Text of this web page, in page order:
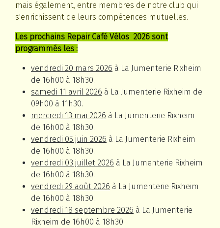
mais également, entre membres de notre club qui
s'enrichissent de leurs compétences mutuelles.
Les prochains Repair Café Vélos 2026 sont
programmés les :
vendredi 20 mars 2026 à La Jumenterie Rixheim
de 16h00 à 18h30.
samedi 11 avril 2026 à La Jumenterie Rixheim de
09h00 à 11h30.
mercredi 13 mai 2026 à La Jumenterie Rixheim
de 16h00 à 18h30.
vendredi 05 juin 2026 à La Jumenterie Rixheim
de 16h00 à 18h30.
vendredi 03 juillet 2026 à La Jumenterie Rixheim
de 16h00 à 18h30.
vendredi 29 août 2026 à La Jumenterie Rixheim
de 16h00 à 18h30.
vendredi 18 septembre 2026 à La Jumenterie
Rixheim de 16h00 à 18h30.